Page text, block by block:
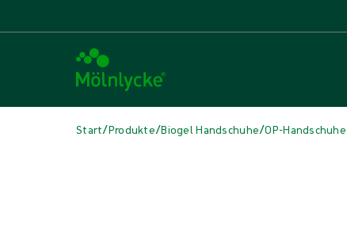
Start/Produkte/Biogel Handschuhe/OP-Handschuhe